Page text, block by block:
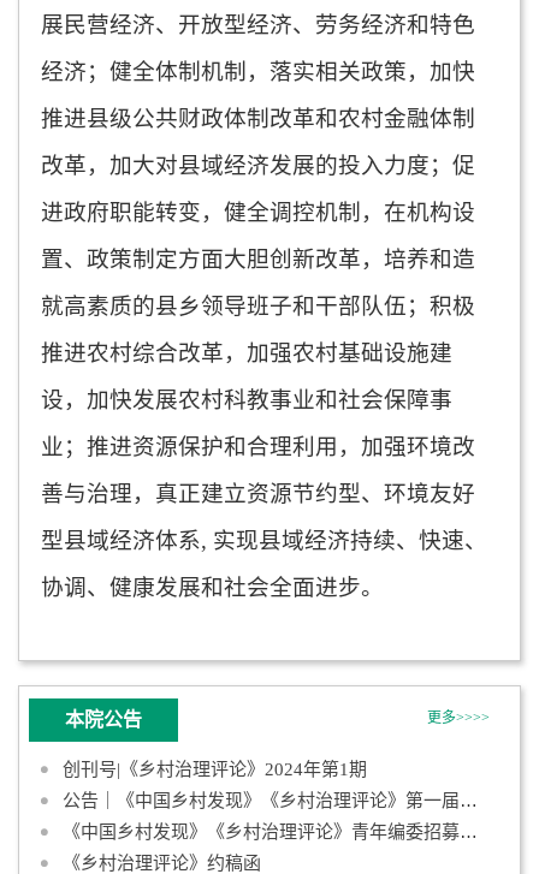
展民营经济、开放型经济、劳务经济和特色
经济；健全体制机制，落实相关政策，加快
推进县级公共财政体制改革和农村金融体制
改革，加大对县域经济发展的投入力度；促
进政府职能转变，健全调控机制，在机构设
置、政策制定方面大胆创新改革，培养和造
就高素质的县乡领导班子和干部队伍；积极
推进农村综合改革，加强农村基础设施建
设，加快发展农村科教事业和社会保障事
业；推进资源保护和合理利用，加强环境改
善与治理，真正建立资源节约型、环境友好
型县域经济体系, 实现县域经济持续、快速、
协调、健康发展和社会全面进步。
本院公告 更多>>>>
创刊号|《乡村治理评论》2024年第1期
公告｜《中国乡村发现》《乡村治理评论》第一届青年编委会成员名
《中国乡村发现》《乡村治理评论》青年编委招募启事
《乡村治理评论》约稿函